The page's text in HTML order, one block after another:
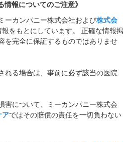
情報についてのご注意》
ーカンパニー株式会社および株式会
をもとにしています。 正確な情報掲
を完全に保証するものではありませ
れる場合は、事前に必ず該当の医院
害について、ミーカンパニー株式会
アではその賠償の責任を一切負わない